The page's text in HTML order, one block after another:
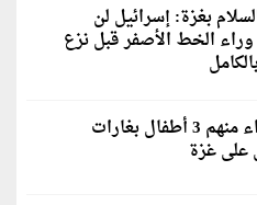
بغزة: إسرائيل لن
الخط الأصفر قبل نزع
10 شهداء منهم 3 أطفال بغارات
على غزة